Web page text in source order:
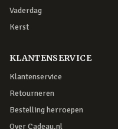
Vaderdag
Kerst
KLANTENSERVICE
Klantenservice
Retourneren
Bestelling herroepen
Over Cadeau.nl